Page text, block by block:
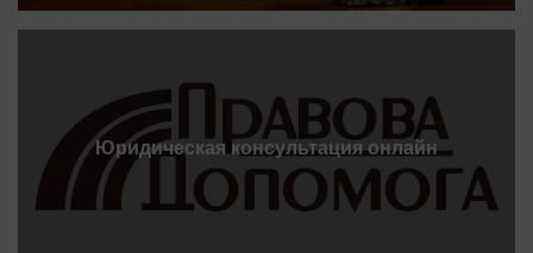
Юридическая консультация онлайн